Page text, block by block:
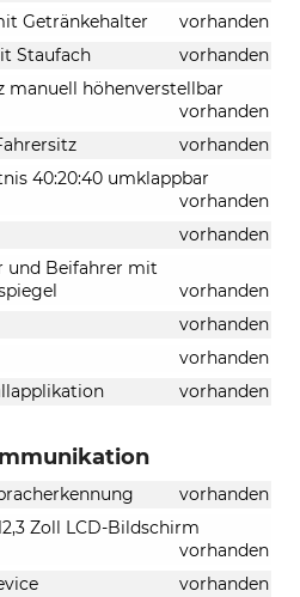
/
Tempomat
Getränkehalter
vorhanden
Staufach
vorhanden
manuell höhenverstellbar
vorhanden
vorhanden
40:20:40 umklappbar
vorhanden
vorhanden
und Beifahrer mit
vorhanden
vorhanden
vorhanden
vorhanden
vorhanden
Zoll LCD-Bildschirm
vorhanden
vorhanden